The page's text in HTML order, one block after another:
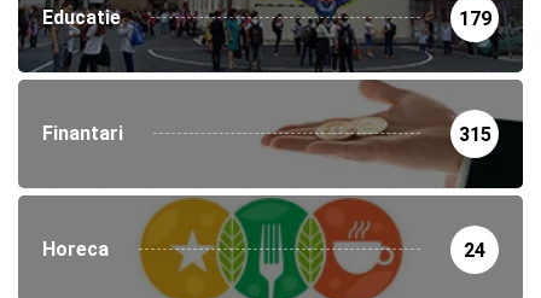
Educatie 179
Finantari 315
Horeca 24